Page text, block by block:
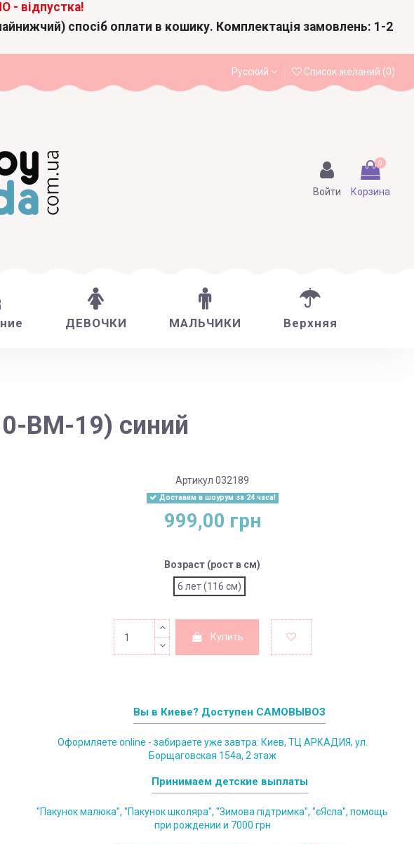
- відпустка!
спосіб оплати в кошику. Комплектація замовлень: 1-2
Русский Список желаний (0)
Войти
0
Корзина
ДЕВОЧКИ МАЛЬЧИКИ Верхняя
ВМ-19) синий
Артикул 032189
Доставим в шоурум за 24 часа!
999,00 грн
Возраст (рост в см)
6 лет (116 см)
Купить
Вы в Киеве? Доступен САМОВЫВОЗ
Оформляете online - забираете уже завтра: Киев, ТЦ АРКАДИЯ, ул.
Борщаговская 154а, 2 этаж
Принимаем детские выплаты
"Пакунок малюка", "Пакунок школяра", "Зимова підтримка", "єЯсла", помощь
при рождении и 7000 грн